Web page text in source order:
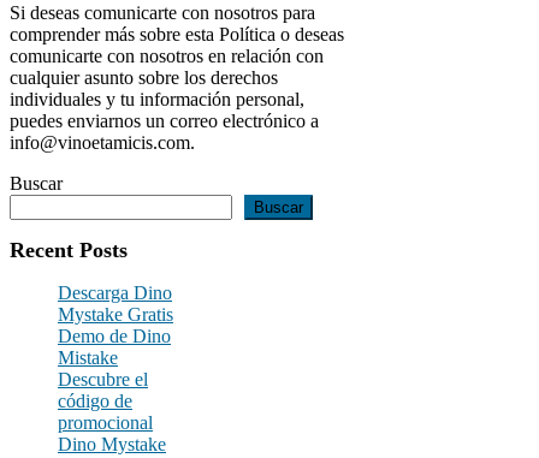
Si deseas comunicarte con nosotros para
comprender más sobre esta Política o deseas
comunicarte con nosotros en relación con
cualquier asunto sobre los derechos
individuales y tu información personal,
puedes enviarnos un correo electrónico a
info@vinoetamicis.com.
Buscar
Buscar
Recent Posts
Descarga Dino
Mystake Gratis
Demo de Dino
Mistake
Descubre el
código de
promocional
Dino Mystake